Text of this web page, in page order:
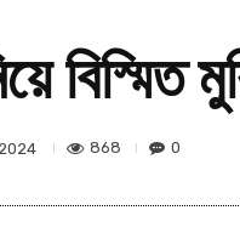
বিস্মিত
868 0